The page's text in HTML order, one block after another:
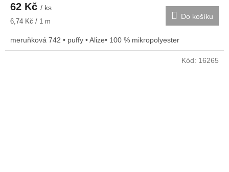
62 Kč / ks
Měrná
6,74 Kč / 1 m
Do košíku
meruňková 742 • puffy • Alize• 100 % mikropolyester
Kód: 16265